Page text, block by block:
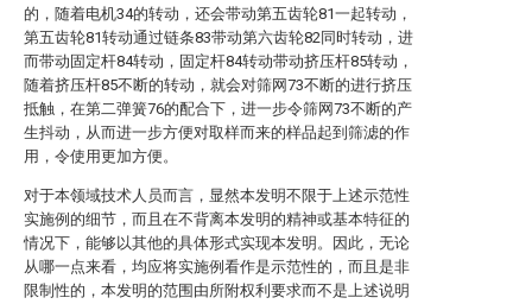
的，随着电机34的转动，还会带动第五齿轮81一起转动，
第五齿轮81转动通过链条83带动第六齿轮82同时转动，进
而带动固定杆84转动，固定杆84转动带动挤压杆85转动，
随着挤压杆85不断的转动，就会对筛网73不断的进行挤压
抵触，在第二弹簧76的配合下，进一步令筛网73不断的产
生抖动，从而进一步方便对取样而来的样品起到筛滤的作
用，令使用更加方便。
对于本领域技术人员而言，显然本发明不限于上述示范性
实施例的细节，而且在不背离本发明的精神或基本特征的
情况下，能够以其他的具体形式实现本发明。因此，无论
从哪一点来看，均应将实施例看作是示范性的，而且是非
限制性的，本发明的范围由所附权利要求而不是上述说明